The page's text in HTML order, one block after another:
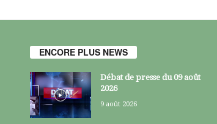
ENCORE PLUS NEWS
Débat de presse du 09 août
2026
9 août 2026